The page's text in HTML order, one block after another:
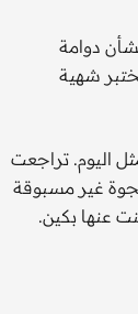
دوامة
شهية
أبدا في حالة تشاؤم مثل اليوم. تراجعت
ما خلق فجوة غير مسبوقة